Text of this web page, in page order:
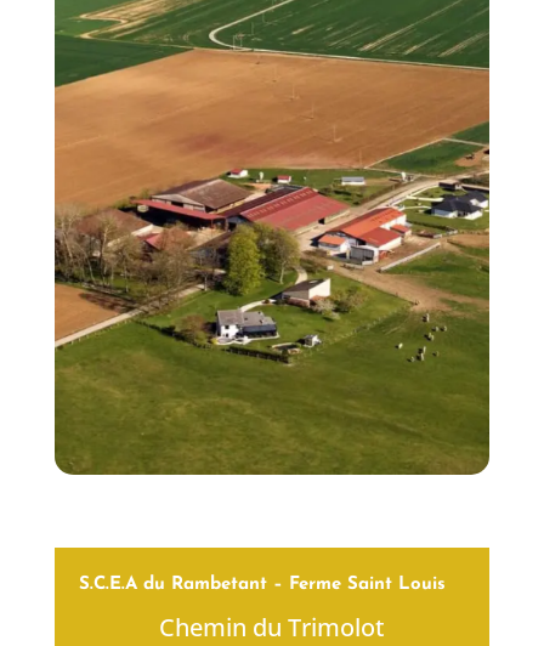
S.C.E.A du Rambetant – Ferme Saint Louis
Chemin du Trimolot